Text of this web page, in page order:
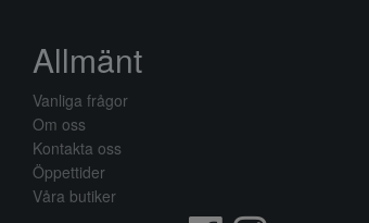
Allmänt
Vanliga frågor
Om oss
Kontakta oss
Öppettider
Våra butiker